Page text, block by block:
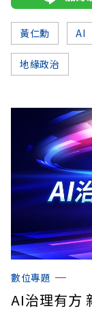
黃仁勳 AI
地緣政治
數位專題
AI治理有方